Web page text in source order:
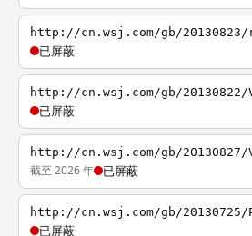
http://cn.wsj.com/gb/20130823/
已屏蔽
http://cn.wsj.com/gb/20130822/
已屏蔽
http://cn.wsj.com/gb/20130827/
截至 2026 年 已屏蔽
http://cn.wsj.com/gb/20130725/
已屏蔽